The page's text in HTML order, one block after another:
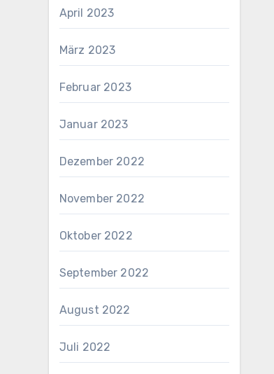
April 2023
März 2023
Februar 2023
Januar 2023
Dezember 2022
November 2022
Oktober 2022
September 2022
August 2022
Juli 2022